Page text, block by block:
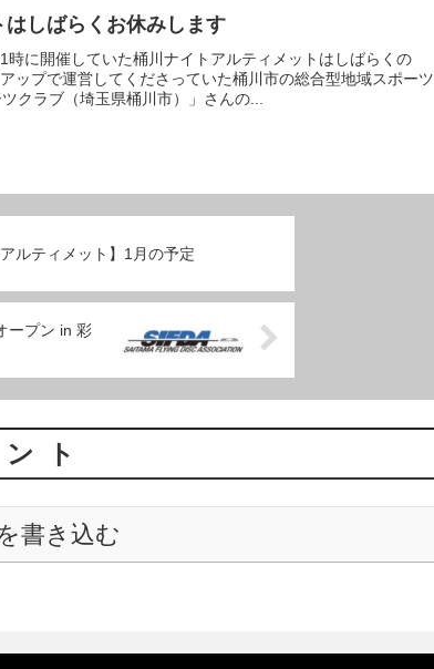
しばらくお休みします
に開催していた桶川ナイトアルティメットはしばらくの
ップで運営してくださっていた桶川市の総合型地域スポーツ
クラブ（埼玉県桶川市）」さんの...
アルティメット】1月の予定
ープン in 彩
ト
書き込む